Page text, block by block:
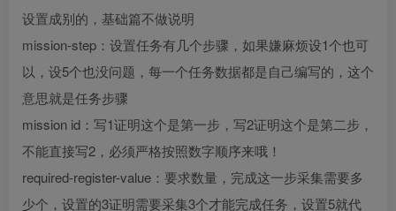
设置成别的，基础篇不做说明
mission-step：设置任务有几个步骤，如果嫌麻烦设1个也可
以，设5个也没问题，每一个任务数据都是自己编写的，这个
意思就是任务步骤
mission id：写1证明这个是第一步，写2证明这个是第二步，
不能直接写2，必须严格按照数字顺序来哦！
required-register-value：要求数量，完成这一步采集需要多
少个，设置的3证明需要采集3个才能完成任务，设置5就代